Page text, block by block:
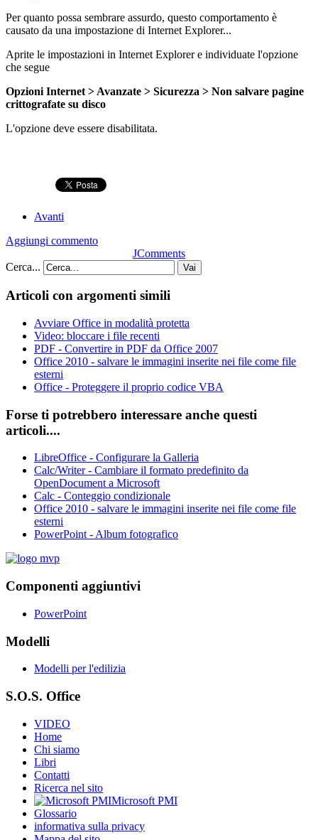
Per quanto possa sembrare assurdo, questo comportamento è
causato da una impostazione di Internet Explorer...
Aprite le impostazioni in Internet Explorer e individuate l'opzione
che segue
Opzioni Internet > Avanzate > Sicurezza > Non salvare pagine
crittografate su disco
L'opzione deve essere disabilitata.
Avanti
Aggiungi commento
JComments
Cerca...
Vai
Articoli con argomenti simili
Avviare Office in modalità protetta
Video: bloccare i file recenti
PDF - Convertire in PDF da Office 2007
Office 2010 - salvare le immagini inserite nei file come file
esterni
Office - Proteggere il proprio codice VBA
Forse ti potrebbero interessare anche questi
articoli....
LibreOffice - Configurare la Galleria
Calc/Writer - Cambiare il formato predefinito da
OpenDocument a Microsoft
Calc - Conteggio condizionale
Office 2010 - salvare le immagini inserite nei file come file
esterni
PowerPoint - Album fotografico
Componenti aggiuntivi
PowerPoint
Modelli
Modelli per l'edilizia
S.O.S. Office
VIDEO
Home
Chi siamo
Libri
Contatti
Ricerca nel sito
Microsoft PMI
Glossario
informativa sulla privacy